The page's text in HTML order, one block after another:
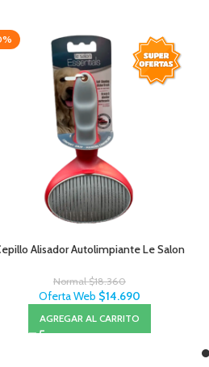
Alisador Autolimpiante Le Salon
Normal$18.360
Oferta Web $14.690
AGREGAR AL CARRITO